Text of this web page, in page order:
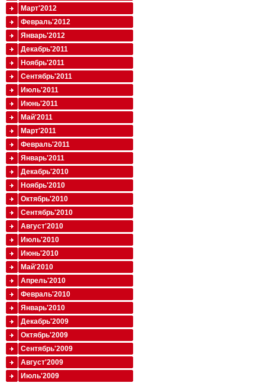
Март'2012
Февраль'2012
Январь'2012
Декабрь'2011
Ноябрь'2011
Сентябрь'2011
Июль'2011
Июнь'2011
Май'2011
Март'2011
Февраль'2011
Январь'2011
Декабрь'2010
Ноябрь'2010
Октябрь'2010
Сентябрь'2010
Август'2010
Июль'2010
Июнь'2010
Май'2010
Апрель'2010
Февраль'2010
Январь'2010
Декабрь'2009
Октябрь'2009
Сентябрь'2009
Август'2009
Июль'2009